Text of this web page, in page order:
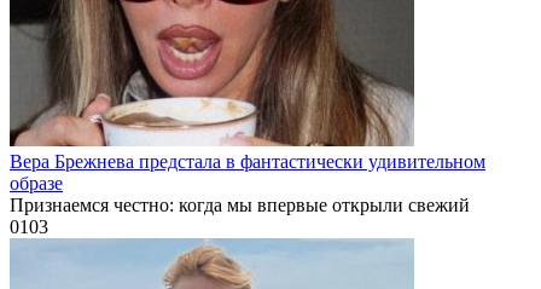
Вера Брежнева предстала в фантастически удивительном
образе
Признаемся честно: когда мы впервые открыли свежий
0103